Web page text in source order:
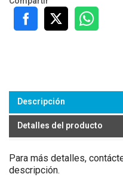
Descripción
Detalles del producto
Para más detalles,
descripción.